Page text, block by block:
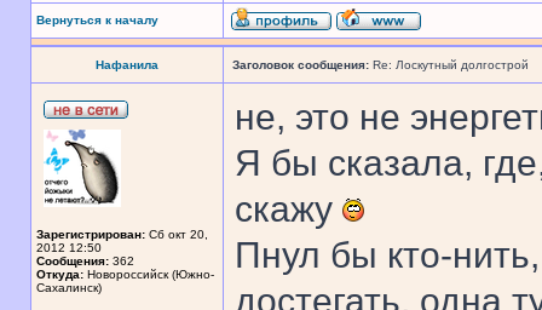
Вернуться к началу
Нафанила Заголовок сообщения: Re: Лоскутный долгострой
Зарегистрирован: Сб окт 20,
2012 12:50
Сообщения: 362
Откуда: Новороссийск (Южно-
Сахалинск)
не, это не
Я бы сказала,
скажу
Пнул бы кто-
достегать, одна